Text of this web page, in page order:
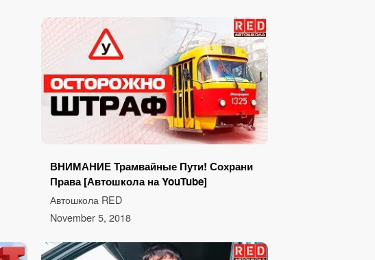
ВНИМАНИЕ Трамвайные Пути! Сохрани
Права [Автошкола на YouTube]
Автошкола RED
November 5, 2018